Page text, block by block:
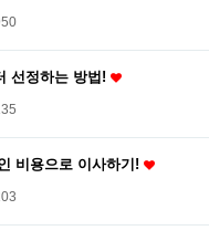
선정하는 방법!
비용으로 이사하기!